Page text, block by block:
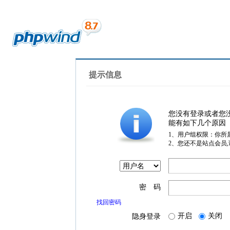
提示信息
您没有登录或者您
能有如下几个原因
1、用户组权限：你所
2、您还不是站点会员
密 码
找回密码
隐身登录 开启 关闭